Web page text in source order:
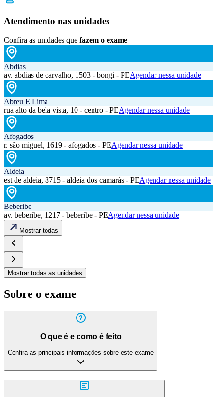
Atendimento nas unidades
Confira as unidades que fazem o exame
Abdias
av. abdias de carvalho, 1503 - bongi - PEAgendar nessa unidade
Abreu E Lima
rua alto da bela vista, 10 - centro - PEAgendar nessa unidade
Afogados
r. são miguel, 1619 - afogados - PEAgendar nessa unidade
Aldeia
est de aldeia, 8715 - aldeia dos camarás - PEAgendar nessa unidade
Beberibe
av. beberibe, 1217 - beberibe - PEAgendar nessa unidade
Mostrar todas
Mostrar todas as unidades
Sobre o exame
O que é e como é feito
Confira as principais informações sobre este exame